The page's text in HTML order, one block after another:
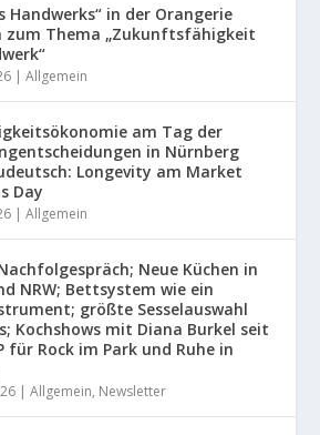
Handwerks“ in der Orangerie
zum Thema „Zukunftsfähigkeit
|Allgemein
am Tag der
in Nürnberg
Longevity am Market
Day
|Allgemein
Neue Küchen in
NRW; Bettsystem wie ein
größte Sesselauswahl
Kochshows mit Diana Burkel seit
für Rock im Park und Ruhe in
|Allgemein, Newsletter